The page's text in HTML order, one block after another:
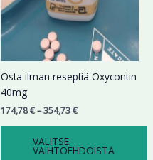
Osta ilman reseptiä Oxycontin
40mg
174,78€–354,73€
VALITSE
VAIHTOEHDOISTA
Voit
tehdä
valinnat
sivulla.